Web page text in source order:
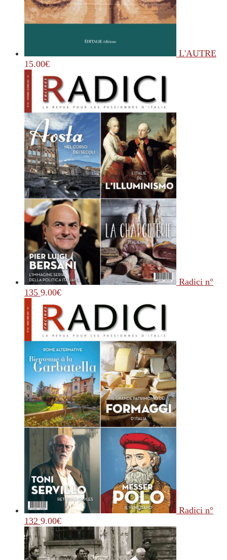
L'AUTRE
15.00€
Radici n°
135 9.00€
Radici n°
132 9.00€